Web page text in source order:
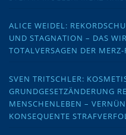
ALICE WEIDEL:
UND STAGNATION – DAS
TOTALVERSAGEN DER
SVEN TRITSCHLER:
GRUNDGESETZÄNDERUNG
MENSCHENLEBEN –
KONSEQUENTE